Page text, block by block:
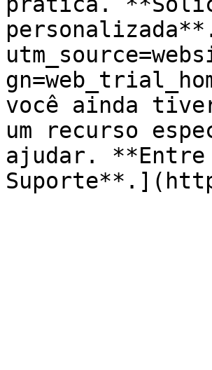
você ainda
um recurso
ajudar. **Entre